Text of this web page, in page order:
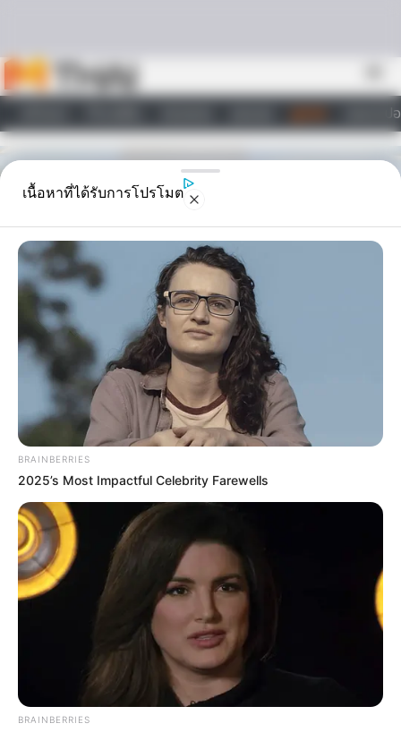
วอลเปเ
ไลฟ์สไตล์
สีมงคล
สีมงคลประจำวัน วันเสาร์ ที่
4 กุมภาพันธ์ 2566
สีมงคลประจำวัน วันเสาร์ ที่ 4 กุมภาพันธ์ 2566 สีน้ำตาล เทา เสริม
อำนาจวาสนาบารมี สีฟ้า คราม น้ำเงิน กรมท่า ดีทางการเงินและโชค
ลาภ สีชมพู บานเย็น ดีทางคนรักใคร่สนับสนุน
เนื้อหาที่ได้รับการโปรโมต
BRAINBERRIES
2025’s Most Impactful Celebrity Farewells
BRAINBERRIES